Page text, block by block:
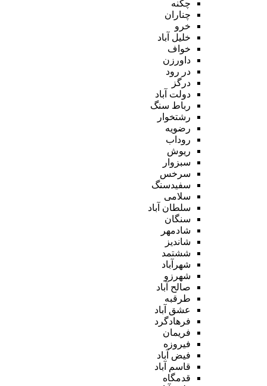
چکنه
چناران
خرو
خلیل آباد
خواف
داورزن
در رود
درگز
دولت آباد
رباط سنگ
رشتخوار
رضویه
روداب
ریوش
سبزوار
سرخس
سفیدسنگ
سلامی
سلطان آباد
سنگان
شادمهر
شاندیز
ششتمد
شهرآباد
شهرزو
صالح آباد
طرقبه
عشق آباد
فرهادگرد
فریمان
فیروزه
فیض آباد
قاسم آباد
قدمگاه